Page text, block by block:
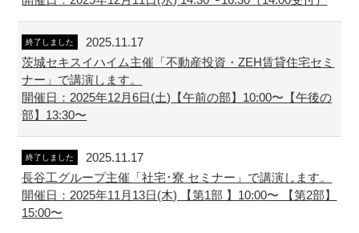
終了しました
2025.11.17
茨城セキスイハイム主催「不動産投資・ZEH賃貸住宅セミ
ナー」で講演します。
開催日：2025年12月6日(土)【午前の部】10:00〜【午後の
部】13:30〜
終了しました
2025.11.17
長谷工グループ主催「社宅･寮 セミナー」で講演します。
開催日：2025年11月13日(木) 【第1部 】10:00〜 【第2部】
15:00〜